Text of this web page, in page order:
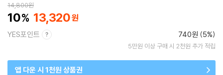
14,800원
10 13,320
YES포인트 740원 (5%)
5만원 이상 구매 시 2천원 추가 적립
앱 다운 시 1천원 상품권